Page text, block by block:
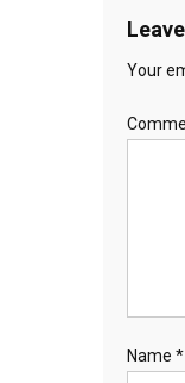
Your
Name *